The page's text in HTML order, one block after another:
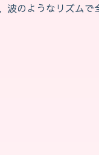
波のようなリズムで